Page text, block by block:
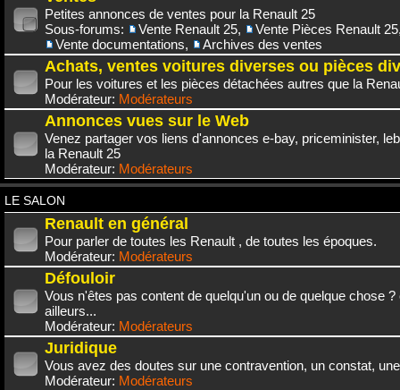
Petites annonces de ventes pour la Renault 25
Sous-forums:
Vente Renault 25, Vente Pièces Renault 25
Vente documentations, Archives des ventes
Achats, ventes voitures diverses ou pièces
Pour les voitures et les pièces détachées autres que la
Modérateur: Modérateurs
Annonces vues sur le Web
Venez partager vos liens d'annonces e-bay, priceminister,
la Renault 25
Modérateur: Modérateurs
LE SALON
Renault en général
Pour parler de toutes les Renault , de toutes les époques.
Modérateur: Modérateurs
Défouloir
Vous n'êtes pas content de quelqu'un ou de quelque chose
ailleurs...
Modérateur: Modérateurs
Juridique
Vous avez des doutes sur une contravention, un constat,
Modérateur: Modérateurs